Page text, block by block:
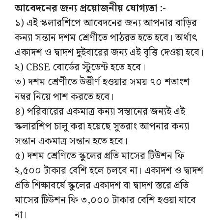
আবেদনের জন্য প্রয়োজনীয় যোগ্যতা :-
১) এই স্কলারশিপে আবেদনের জন্য আপনার বাড়ির
কন্যা সন্তান দশম শ্রেণীতে পাঠরত হতে হবে। অর্থাৎ
একাদশ ও দ্বাদশ দুইবারের জন্য এই বৃত্তি দেওয়া হবে।
২) CBSE বোর্ডের স্টুডেন্ট হতে হবে।
৩) দশম শ্রেণীতে উত্তীর্ণ হওয়ার সময় ৭০ শতাংশ
নম্বর নিয়ে পাশ করতে হবে।
৪) পরিবারের একমাত্র কন্যা সন্তানের জন্যই এই
স্কলারশিপ চালু করা হয়েছে সুতরাং আপনার কন্যা
সন্তান একমাত্র সন্তান হতে হবে।
৫) দশম শ্রেণিতে স্কুলের প্রতি মাসের টিউশন ফি
২,৫০০ টাকার বেশি হলে চলবে না। একাদশ ও দ্বাদশ
প্রতি শিক্ষাবর্ষে স্কুলের একাদশ বা দ্বাদশ স্তরে প্রতি
মাসের টিউশন ফি ৩,০০০ টাকার বেশি হওয়া যাবে
না।